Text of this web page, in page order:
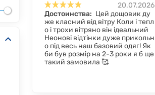
20.07.2026
Достоинства: Цей дощовик ду
же класний від вітру Коли і тепл
о і трохи вітряно він ідеальний
Неонові відтінки дуже прикольн
о під весь наш базовий одяг! Як
би був розмір на 2-3 роки я б ще
такий замовила 🥰